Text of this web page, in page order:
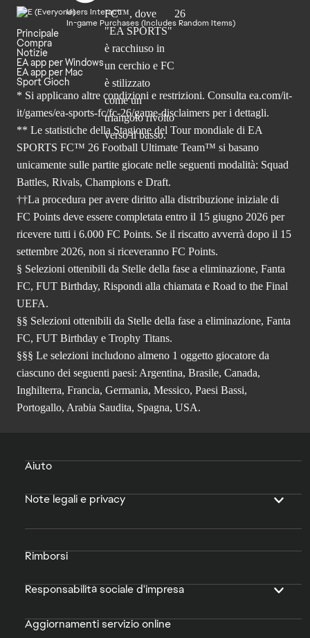
Users Interact
In-game Purchases (Includes Random Items)
Principale
Compra
Notizie
EA app per Windows
EA app per Mac
Sport Gioch
* Si applicano altre condizioni e restrizioni. Consulta ea.com/it-
it/games/ea-sports-fc/fc-26/game-disclaimers per i dettagli.
** Le statistiche della Stagione del Tour mondiale di EA
SPORTS FC™ 26 Football Ultimate Team™ si basano
unicamente sulle partite giocate nelle seguenti modalità: Squad
Battles, Rivals, Champions e Draft.
††La procedura per avere diritto alla distribuzione iniziale di
FC Points deve essere completata entro il 15 giugno 2026 per
ricevere tutti i 6.000 FC Points. Se il riscatto avverrà dopo il 15
settembre 2026, non si riceveranno FC Points.
§ Selezioni ottenibili da Stelle della fase a eliminazione, Fanta
FC, FUT Birthday, Rispondi alla chiamata e Road to the Final
UEFA.
§§ Selezioni ottenibili da Stelle della fase a eliminazione, Fanta
FC, FUT Birthday e Trophy Titans.
§§§ Le selezioni includono almeno 1 oggetto giocatore da
ciascuno dei seguenti paesi: Argentina, Brasile, Canada,
Inghilterra, Francia, Germania, Messico, Paesi Bassi,
Portogallo, Arabia Saudita, Spagna, USA.
Aiuto
Note legali e privacy
Rimborsi
Responsabilità sociale d'impresa
Aggiornamenti servizio online